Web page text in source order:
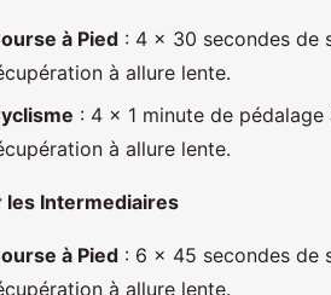
à Pied : 4 x 30 secondes de
à allure lente.
: 4 x 1 minute de
à allure lente.
les Intermediaires
à Pied : 6 x 45 secondes de
à allure lente.